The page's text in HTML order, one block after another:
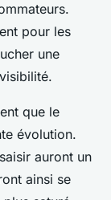
pour les
une
que le
évolution.
auront un
ainsi se